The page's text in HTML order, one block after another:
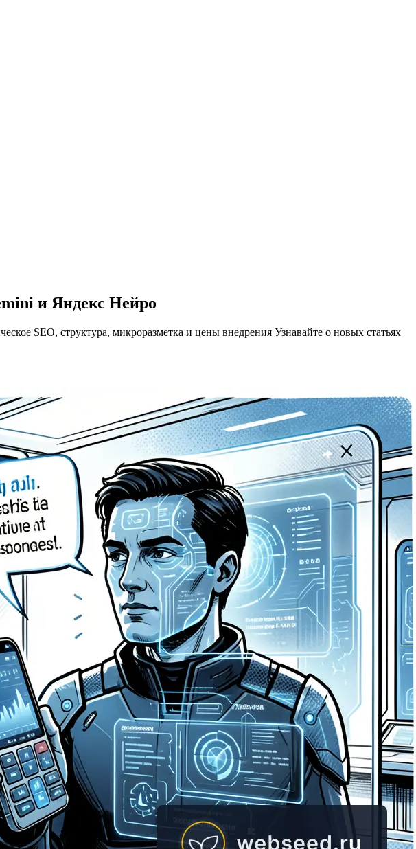
и Яндекс Нейро
SEO, структура, микроразметка и цены внедрения Узнавайте о новых статьях